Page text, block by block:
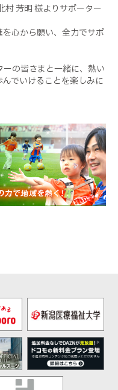
芳明 様よりサポーター
心から願い、全力でサポ
の皆さまと一緒に、熱い
でいけることを楽しみに